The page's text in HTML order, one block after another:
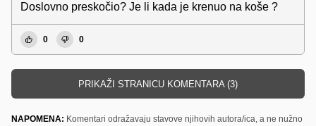
Doslovno preskočio? Je li kada je krenuo na koše ?
0 0
PRIKAŽI STRANICU KOMENTARA (3)
NAPOMENA: Komentari odražavaju stavove njihovih autora/ica, a ne nužno